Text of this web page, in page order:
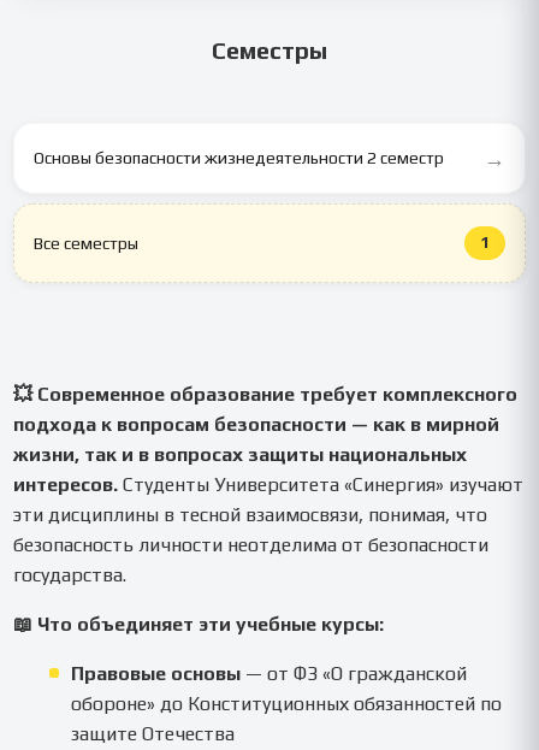
Семестры
Основы безопасности жизнедеятельности 2 семестр →
Все семестры 1
💥 Современное образование требует комплексного
подхода к вопросам безопасности — как в мирной
жизни, так и в вопросах защиты национальных
интересов. Студенты Университета «Синергия» изучают
эти дисциплины в тесной взаимосвязи, понимая, что
безопасность личности неотделима от безопасности
государства.
📖 Что объединяет эти учебные курсы:
Правовые основы — от ФЗ «О гражданской
обороне» до Конституционных обязанностей по
защите Отечества